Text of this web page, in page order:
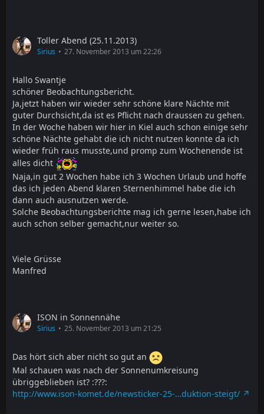
Toller Abend (25.11.2013)
Sirius 27. November 2013 um 22:26
Hallo Swantje
schöner Beobachtungsbericht.
Ja,jetzt haben wir wieder sehr schöne klare Nächte mit
guter Durchsicht,da ist es Pflicht nach draussen zu gehen.
In der Woche haben wir hier in Kiel auch schon einige sehr
schöne Nächte gehabt die ich nicht nutzen konnte da ich
wieder früh raus musste,und promp zum Wochenende ist
alles dicht
Naja,in gut 2 Wochen habe ich 3 Wochen Urlaub und hoffe
das ich jeden Abend klaren Sternenhimmel habe die ich
dann auch ausnutzen werde.
Solche Beobachtungsberichte mag ich gerne lesen,habe ich
auch schon selber gemacht,nur weiter so.
Viele Grüsse
Manfred
ISON in Sonnennähe
Sirius 25. November 2013 um 21:25
Das hört sich aber nicht so gut an
Mal schauen was nach der Sonnenumkreisung
übriggeblieben ist? :???:
http://www.ison-komet.de/newsticker-25-…duktion-steigt/